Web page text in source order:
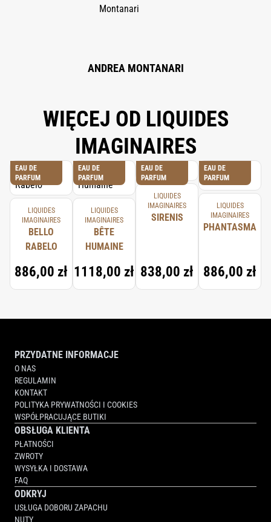
CITRUS AURANTIUM PEEL OIL, ETHYLHEXYL SALICYLATE, LINALOOL,
KETONES, TERPINOLENE, GERANIOL, ALPHA-TERPINENE, BENZYL
ANDREA MONTANARI
WIĘCEJ OD LIQUIDES
IMAGINAIRES
EAU DE
PARFUM
LIQUIDES
IMAGINAIRES
BELLO
RABELO
886,00 zł
EAU DE
PARFUM
LIQUIDES
IMAGINAIRES
BÊTE
HUMAINE
1118,00 zł
EAU DE
PARFUM
LIQUIDES
IMAGINAIRES
SIRENIS
838,00 zł
EAU DE
PARFUM
LIQUIDES
IMAGINAIRES
PHANTASMA
886,00 zł
PRZYDATNE INFORMACJE
O NAS
REGULAMIN
KONTAKT
POLITYKA PRYWATNOŚCI I COOKIES
WSPÓŁPRACUJĄCE BUTIKI
OBSŁUGA KLIENTA
PŁATNOŚCI
ZWROTY
WYSYŁKA I DOSTAWA
FAQ
ODKRYJ
USŁUGA DOBORU ZAPACHU
NUTY